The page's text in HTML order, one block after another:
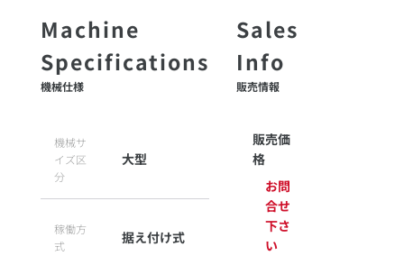
機械仕様
機械サ
イズ区
分
大型
稼働方
式
据え付け式
販売情報
販売価
格
お問
合せ
下さ
い